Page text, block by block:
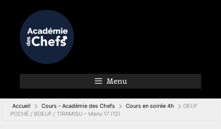
Menu
Accueil Cours - Académie des Chefs Cours en soirée 4h
OEUF
POCHÉ / BOEUF / TIRAMISU – Menu 17 (12)